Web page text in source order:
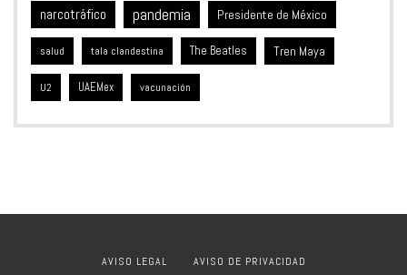
narcotráfico pandemia Presidente de México
salud tala clandestina The Beatles Tren Maya
U2 UAEMex vacunación
AVISO LEGAL AVISO DE PRIVACIDAD